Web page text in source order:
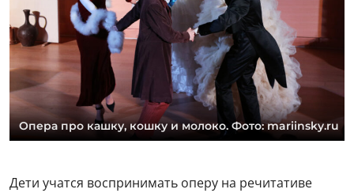
Опера про кашку, кошку и молоко. Фото: mariinsky.ru
Дети учатся воспринимать оперу на речитативе